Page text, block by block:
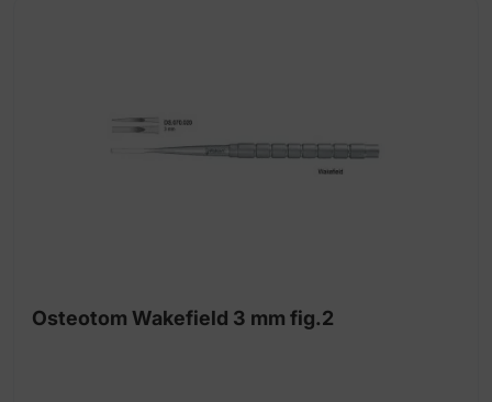
Osteotom Wakefield 3 mm fig.2